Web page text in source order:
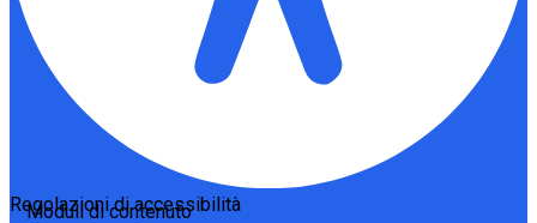
Regolazioni di accessibilità
Moduli di contenuto